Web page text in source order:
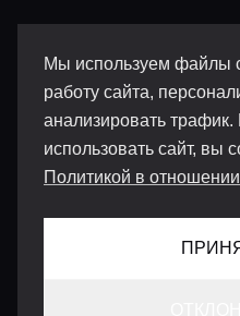
Мы используем файлы
работу сайта,
анализировать
использовать сайт, вы
Политикой в